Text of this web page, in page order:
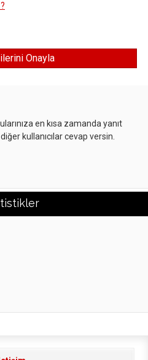
en kısa zamanda yanıt
kullanıcılar cevap versin.